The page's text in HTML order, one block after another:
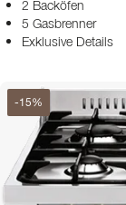
2 Backöfen
5 Gasbrenner
Exklusive Details
-15%